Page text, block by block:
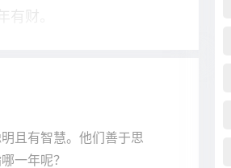
财。
且有智慧。他们善于思
一年呢？